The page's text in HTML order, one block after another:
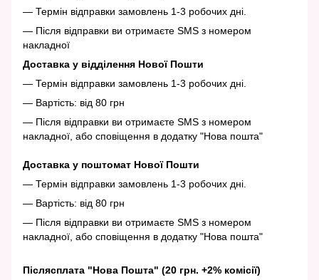
— Термін відправки замовлень 1-3 робочих дні.
— Після відправки ви отримаєте SMS з номером
накладної
Доставка у відділення Нової Пошти
— Термін відправки замовлень 1-3 робочих дні.
— Вартість: від 80 грн
— Після відправки ви отримаєте SMS з номером
накладної, або сповіщення в додатку "Нова пошта"
Доставка у поштомат Нової Пошти
— Термін відправки замовлень 1-3 робочих дні.
— Вартість: від 80 грн
— Після відправки ви отримаєте SMS з номером
накладної, або сповіщення в додатку "Нова пошта"
Післясплата "Нова Пошта" (20 грн. +2% комісії)